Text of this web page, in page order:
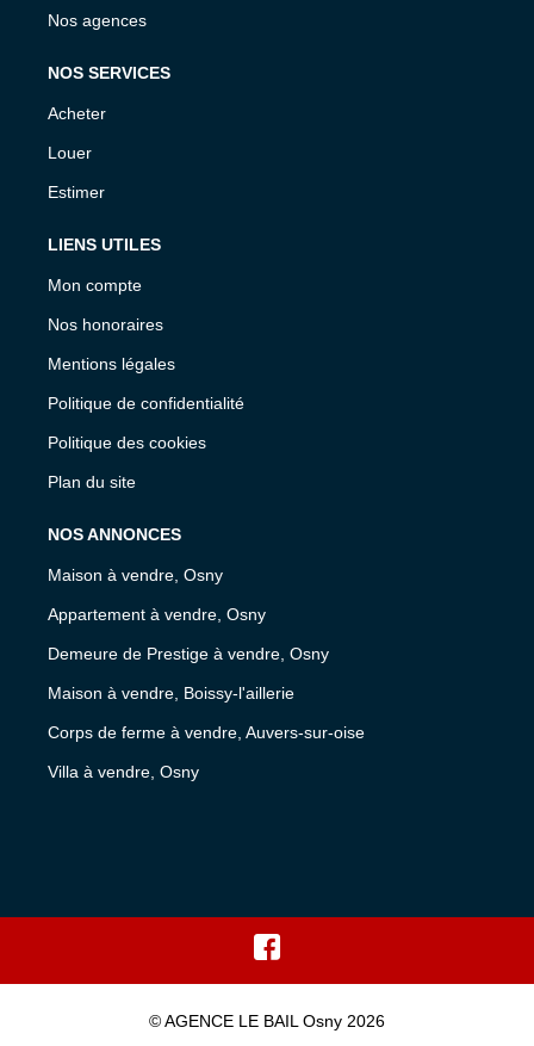
Nos agences
NOS SERVICES
Acheter
Louer
Estimer
LIENS UTILES
Mon compte
Nos honoraires
Mentions légales
Politique de confidentialité
Politique des cookies
Plan du site
NOS ANNONCES
Maison à vendre, Osny
Appartement à vendre, Osny
Demeure de Prestige à vendre, Osny
Maison à vendre, Boissy-l'aillerie
Corps de ferme à vendre, Auvers-sur-oise
Villa à vendre, Osny
© AGENCE LE BAIL Osny 2026